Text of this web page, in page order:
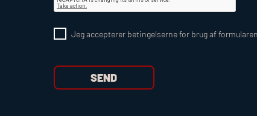
Jeg accepterer betingelserne for brug af